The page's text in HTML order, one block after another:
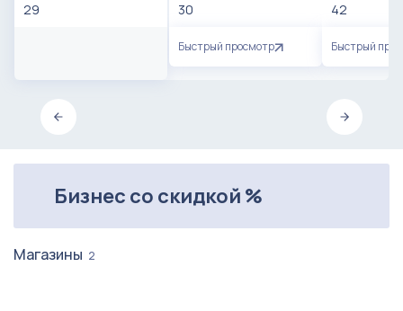
29 30
Быстрый просмотр
42
Быстрый
Бизнес со скидкой %
Магазины 2